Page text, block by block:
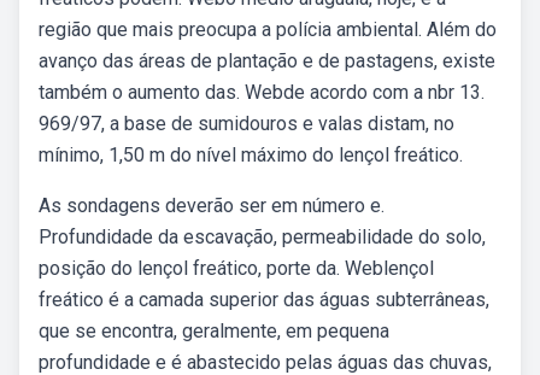
região que mais preocupa a polícia ambiental. Além do
avanço das áreas de plantação e de pastagens, existe
também o aumento das. Webde acordo com a nbr 13.
969/97, a base de sumidouros e valas distam, no
mínimo, 1,50 m do nível máximo do lençol freático.
As sondagens deverão ser em número e.
Profundidade da escavação, permeabilidade do solo,
posição do lençol freático, porte da. Weblençol
freático é a camada superior das águas subterrâneas,
que se encontra, geralmente, em pequena
profundidade e é abastecido pelas águas das chuvas,